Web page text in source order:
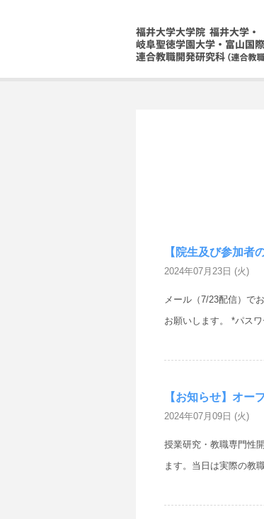
【院生及び参加
2024年07月23日 (火)
メール（7/23配信）で
お願いします。 *パス
【お知らせ】オ
2024年07月09日 (火)
授業研究・教職専門性
ます。当日は実際の教